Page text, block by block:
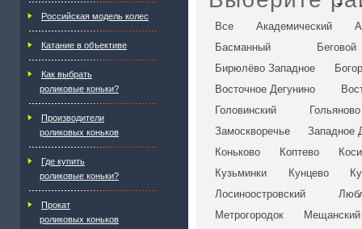
Российская модель колес
Катание в объективе
Как выбрать
роликовые коньки?
Производители
роликовых коньков
Где купить
роликовые коньки?
Прокат
роликовых коньков
Все Академический
Басманный
Беговой
Бирюлёво Западное
Восточное Дегунино
Головинский
Гольяново
Замоскворечье
Западное
Коньково
Коптево
Кузьминки
Кунцево
Лосиноостровский
Метрогородок
Мещанский